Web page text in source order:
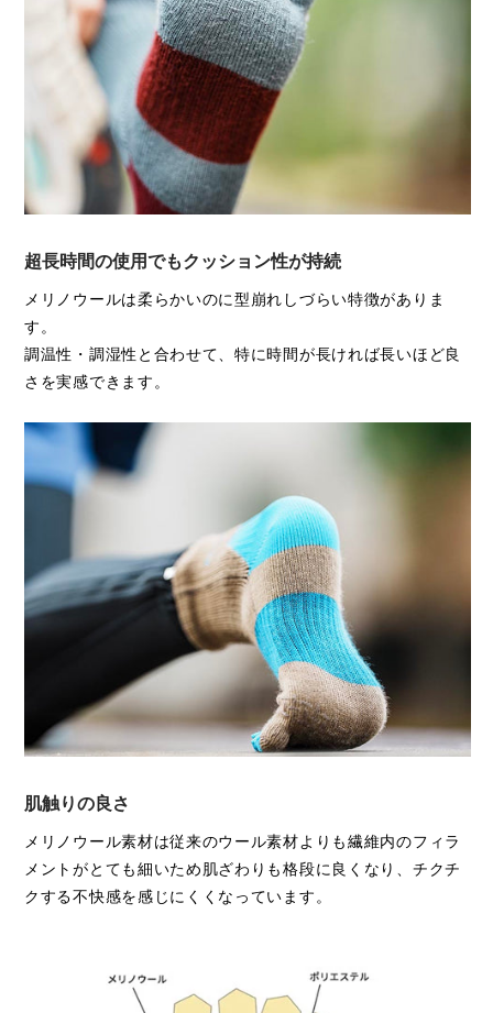
超長時間の使用でもクッション性が持続
メリノウールは柔らかいのに型崩れしづらい特徴がありま
す。
調温性・調湿性と合わせて、特に時間が長ければ長いほど良
さを実感できます。
肌触りの良さ
メリノウール素材は従来のウール素材よりも繊維内のフィラ
メントがとても細いため肌ざわりも格段に良くなり、チクチ
クする不快感を感じにくくなっています。